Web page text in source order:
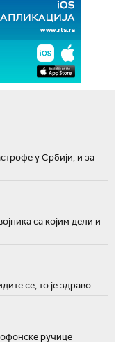
у Србији, и за
са којим дели и
се, то је здраво
ручице